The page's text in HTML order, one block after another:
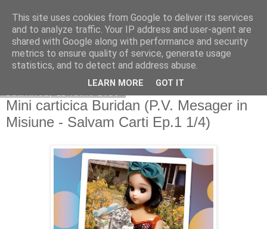
Copilarim
Mini carticica Buridan (P.V. Mesager in
Misiune - Salvam Carti Ep.1 1/4)
This site uses cookies from Google to deliver its services
and to analyze traffic. Your IP address and user-agent are
shared with Google along with performance and security
metrics to ensure quality of service, generate usage
statistics, and to detect and address abuse.
LEARN MORE GOT IT